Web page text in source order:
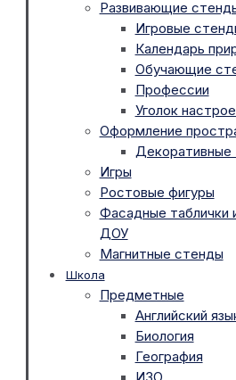
Развивающие
Игровые
Календарь
Обучающие
Профессии
Уголок
Оформление
Декоративные
Игры
Ростовые фигуры
Фасадные таблички
ДОУ
Магнитные стенды
Школа
Предметные
Английский
Биология
География